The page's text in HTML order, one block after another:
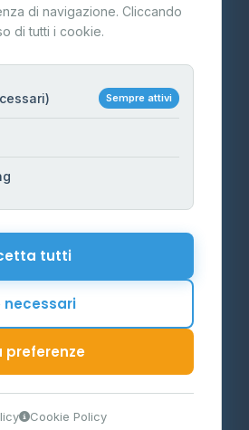
legali
sito
di navigazione. Cliccando
di tutti i cookie.
Sempre attivi
tutti
necessari
preferenze
Cookie Policy